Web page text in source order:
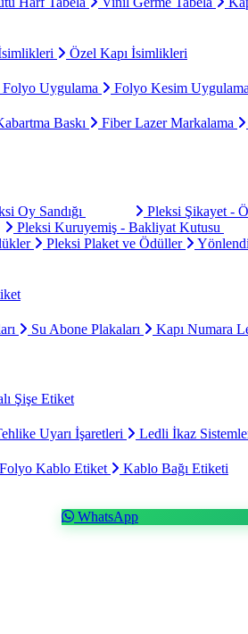
Özel Kapı İsimlikleri
Uygulama Folyo Kesim Uygulama
Baskı Fiber Lazer Markalama
Oy Sandığı Pleksi Şikayet -
Pleksi Kuruyemiş - Bakliyat Kutusu
Pleksi Plaket ve Ödüller
Su Abone Plakaları Kapı Numara
Şişe Etiket
Uyarı İşaretleri Ledli İkaz
Folyo Kablo Etiket
Kablo Bağı Etiketi
WhatsApp